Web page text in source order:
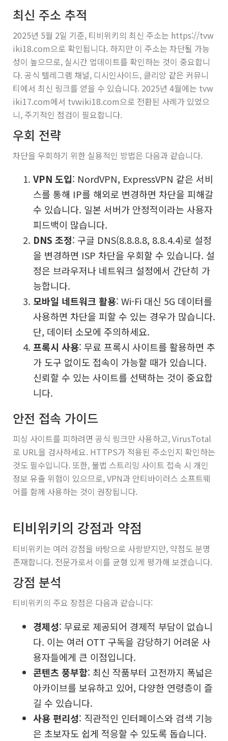
최신 주소 추적
2025년 5월 2일 기준, 티비위키의 최신 주소는 https://tvw
iki18.com으로 확인됩니다. 하지만 이 주소는 차단될 가능
성이 높으므로, 실시간 업데이트를 확인하는 것이 중요합니
다. 공식 텔레그램 채널, 디시인사이드, 클리앙 같은 커뮤니
티에서 최신 링크를 얻을 수 있습니다. 2025년 4월에는 tvw
iki17.com에서 tvwiki18.com으로 전환된 사례가 있었으
니, 주기적인 점검이 필요합니다.
우회 전략
차단을 우회하기 위한 실용적인 방법은 다음과 같습니다.
VPN 도입: NordVPN, ExpressVPN 같은 서비
스를 통해 IP를 해외로 변경하면 차단을 피해갈
수 있습니다. 일본 서버가 안정적이라는 사용자
피드백이 많습니다.
DNS 조정: 구글 DNS(8.8.8.8, 8.8.4.4)로 설정
을 변경하면 ISP 차단을 우회할 수 있습니다. 설
정은 브라우저나 네트워크 설정에서 간단히 가
능합니다.
모바일 네트워크 활용: Wi-Fi 대신 5G 데이터를
사용하면 차단을 피할 수 있는 경우가 많습니다.
단, 데이터 소모에 주의하세요.
프록시 사용: 무료 프록시 사이트를 활용하면 추
가 도구 없이도 접속이 가능할 때가 있습니다.
신뢰할 수 있는 사이트를 선택하는 것이 중요합
니다.
안전 접속 가이드
피싱 사이트를 피하려면 공식 링크만 사용하고, VirusTotal
로 URL을 검사하세요. HTTPS가 적용된 주소인지 확인하는
것도 필수입니다. 또한, 불법 스트리밍 사이트 접속 시 개인
정보 유출 위험이 있으므로, VPN과 안티바이러스 소프트웨
어를 함께 사용하는 것이 권장됩니다.
티비위키의 강점과 약점
티비위키는 여러 강점을 바탕으로 사랑받지만, 약점도 분명
존재합니다. 전문가로서 이를 균형 있게 평가해 보겠습니다.
강점 분석
티비위키의 주요 장점은 다음과 같습니다:
경제성: 무료로 제공되어 경제적 부담이 없습니
다. 이는 여러 OTT 구독을 감당하기 어려운 사
용자들에게 큰 이점입니다.
콘텐츠 풍부함: 최신 작품부터 고전까지 폭넓은
아카이브를 보유하고 있어, 다양한 연령층이 즐
길 수 있습니다.
사용 편리성: 직관적인 인터페이스와 검색 기능
은 초보자도 쉽게 적응할 수 있도록 돕습니다.